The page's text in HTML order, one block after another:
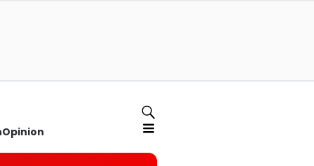
Opinion